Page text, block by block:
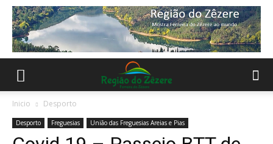
Inicio Desporto
Desporto Freguesias União das Freguesias Areias e Pias